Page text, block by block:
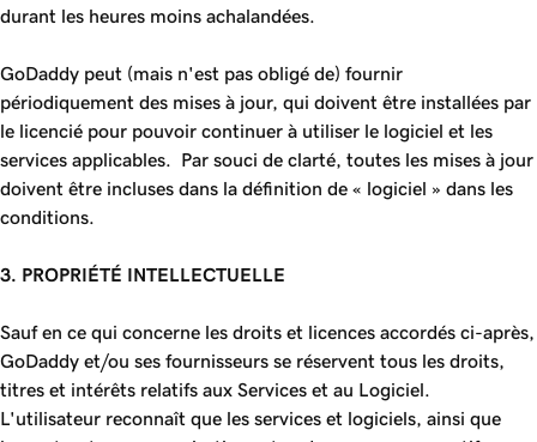
durant les heures moins achalandées.
GoDaddy peut (mais n'est pas obligé de) fournir
périodiquement des mises à jour, qui doivent être installées par
le licencié pour pouvoir continuer à utiliser le logiciel et les
services applicables. Par souci de clarté, toutes les mises à jour
doivent être incluses dans la définition de « logiciel » dans les
conditions.
3. PROPRIÉTÉ INTELLECTUELLE
Sauf en ce qui concerne les droits et licences accordés ci-après,
GoDaddy et/ou ses fournisseurs se réservent tous les droits,
titres et intérêts relatifs aux Services et au Logiciel.
L'utilisateur reconnaît que les services et logiciels, ainsi que